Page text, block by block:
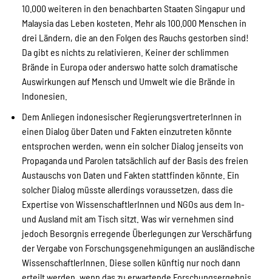
10.000 weiteren in den benachbarten Staaten Singapur und
Malaysia das Leben kosteten. Mehr als 100.000 Menschen in
drei Ländern, die an den Folgen des Rauchs gestorben sind!
Da gibt es nichts zu relativieren. Keiner der schlimmen
Brände in Europa oder anderswo hatte solch dramatische
Auswirkungen auf Mensch und Umwelt wie die Brände in
Indonesien.
Dem Anliegen indonesischer RegierungsvertreterInnen in
einen Dialog über Daten und Fakten einzutreten könnte
entsprochen werden, wenn ein solcher Dialog jenseits von
Propaganda und Parolen tatsächlich auf der Basis des freien
Austauschs von Daten und Fakten stattfinden könnte. Ein
solcher Dialog müsste allerdings voraussetzen, dass die
Expertise von WissenschaftlerInnen und NGOs aus dem In-
und Ausland mit am Tisch sitzt. Was wir vernehmen sind
jedoch Besorgnis erregende Überlegungen zur Verschärfung
der Vergabe von Forschungsgenehmigungen an ausländische
WissenschaftlerInnen. Diese sollen künftig nur noch dann